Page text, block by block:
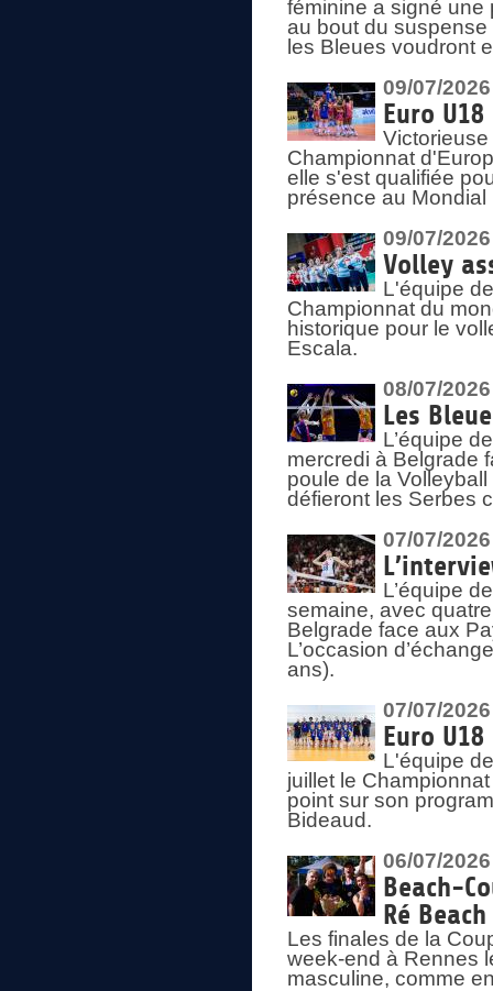
féminine a signé une
au bout du
les Bleues voudront
09/07/2026
Euro
Championnat
elle s'est qualifiée
présence au
09/07/2026
Volley
L'équipe
Championnat du
historique pour le
Escala.
08/07/2026
Les
L’équipe
mercredi à Belgrade
poule de la
défieront les Serbes
07/07/2026
L’équipe
semaine, avec
Belgrade face aux
L’occasion
ans).
07/07/2026
Euro
L'équipe
juillet le
point sur son
Bideaud.
06/07/2026
Beach-
Ré
Les finales de la
week-end à Rennes
masculine, comme